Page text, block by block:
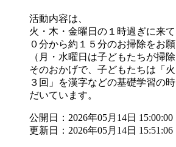
活動内容は、
火・木・金曜日の１時過ぎに来
０分から約１５分のお掃除をお願
（月・水曜日は子どもたちが掃
そのおかげで、子どもたちは「
３回」を漢字などの基礎学習の
だいています。
公開日：2026年05月14日 15:00:00
更新日：2026年05月14日 15:51:06